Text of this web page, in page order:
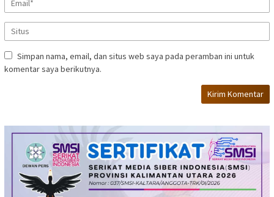
Simpan nama, email, dan situs web saya pada peramban ini untuk
komentar saya berikutnya.